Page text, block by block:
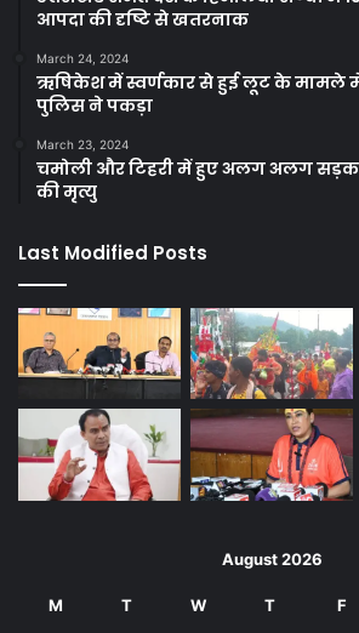
आपदा की दृष्टि से खतरनाक
March 24, 2024
ऋषिकेश में स्वर्णकार से हुई लूट के मामले
पुलिस ने पकड़ा
March 23, 2024
चमोली और टिहरी में हुए अलग अलग सड़क
की मृत्यु
Last Modified Posts
August 2026
M T W T F